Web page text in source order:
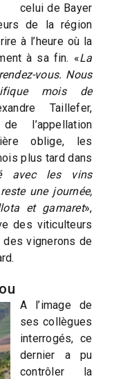
celui de Bayer
de la région
à l’heure où la
à sa fin. «La
vous. Nous
mois de
Taillefer,
l’appellation
oblige, les
plus tard dans
avec les vins
une journée,
et gamaret»,
des viticulteurs
vignerons de
A l’image de
ses collègues
interrogés, ce
dernier a pu
contrôler la